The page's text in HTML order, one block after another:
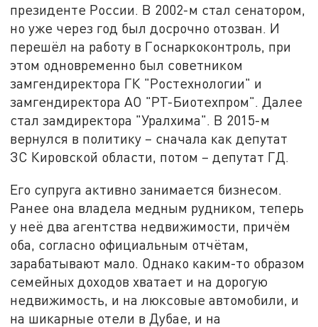
президенте России. В 2002-м стал сенатором,
но уже через год был досрочно отозван. И
перешёл на работу в Госнаркоконтроль, при
этом одновременно был советником
замгендиректора ГК "Ростехнологии" и
замгендиректора АО "РТ-Биотехпром". Далее
стал замдиректора "Уралхима". В 2015-м
вернулся в политику – сначала как депутат
ЗС Кировской области, потом – депутат ГД.
Его супруга активно занимается бизнесом.
Ранее она владела медным рудником, теперь
у неё два агентства недвижимости, причём
оба, согласно официальным отчётам,
зарабатывают мало. Однако каким-то образом
семейных доходов хватает и на дорогую
недвижимость, и на люксовые автомобили, и
на шикарные отели в Дубае, и на